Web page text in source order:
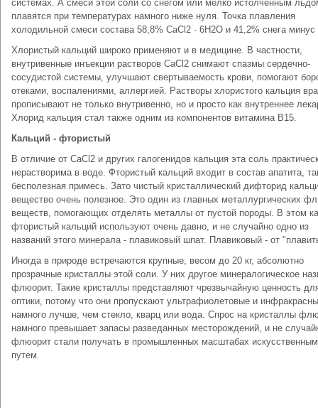
системах. А смеси этой соли со снегом или мелко истолченным
плавятся при температурах намного ниже нуля. Точка плавления
холодильной смеси состава 58,8% CaCl2 · 6Н2О и 41,2% снега минус
Хлористый кальций широко применяют и в медицине. В частности,
внутривенные инъекции растворов CaCl2 снимают спазмы сердечно-
сосудистой системы, улучшают свертываемость крови, помогают
отеками, воспалениями, аллергией. Растворы хлористого кальция
прописывают не только внутривенно, но и просто как внутреннее
Хлорид кальция стал также одним из компонентов витамина B15.
Кальций - фтористый
В отличие от CaCl2 и других галогенидов кальция эта соль
нерастворима в воде. Фтористый кальций входит в состав апатита,
бесполезная примесь. Зато чистый кристаллический дифторид
вещество очень полезное. Это один из главных металлургических
веществ, помогающих отделять металлы от пустой породы. В этом
фтористый кальций используют очень давно, и не случайно одно из
названий этого минерала - плавиковый шпат. Плавиковый - от
Иногда в природе встречаются крупные, весом до 20 кг, абсолютно
прозрачные кристаллы этой соли. У них другое минералогическое
флюорит. Такие кристаллы представляют чрезвычайную ценность
оптики, потому что они пропускают ультрафиолетовые и
намного лучше, чем стекло, кварц или вода. Спрос на кристаллы
намного превышает запасы разведанных месторождений, и не
флюорит стали получать в промышленных масштабах искусственным
путем.